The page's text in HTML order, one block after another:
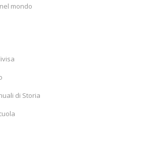
mondo
di Storia